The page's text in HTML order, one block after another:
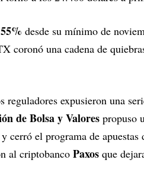
desde su mínimo de
coronó una cadena de
expusieron una
de Bolsa y Valores propuso
cerró el programa de apuestas
al criptobanco Paxos que